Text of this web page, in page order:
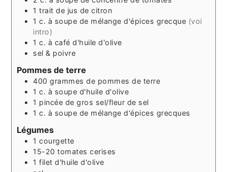
1 traitde jus de citron
1 c. à soupe de mélange d'épices grecque (voi
intro)
1 c. à café d'huile d'olive
sel & poivre
Pommes de terre
400 grammes de pommes de terre
1 c. à soupe d'huile d'olive
1 pincée de gros sel/fleur de sel
1 c. à soupe de mélange d'épices grecques
Légumes
1 courgette
15-20 tomates cerises
1 filet d'huile d'olive